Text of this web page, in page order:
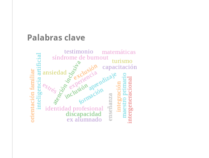
Palabras clave
formación
atención inclusiva
identidad profesional enseñanza
aprendizaje
inclusión
exclusión
discapacidad
capacitación
inteligencia artificialestrés
ansiedad
síndrome de burnout
maestro primario
orientación familiar
turismo
integración
matemáticas
intergeneracional
experiencia
testimonio
ex alumnado